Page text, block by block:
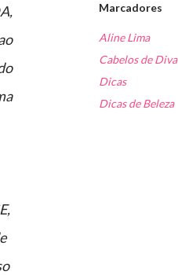
Marcadores
Aline Lima
Cabelos de Diva
Dicas
Dicas de Beleza